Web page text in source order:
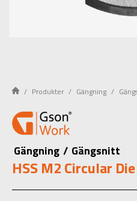
Produkter Gängning
Gängning / Gängsnitt
HSS M2 Circular